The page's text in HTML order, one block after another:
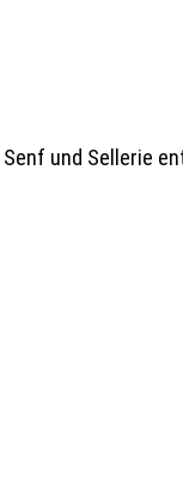
und Sellerie